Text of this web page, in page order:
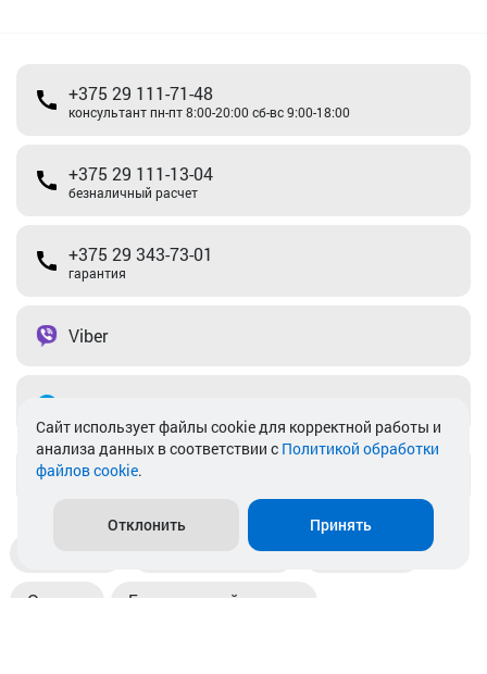
+375 29 111-71-48
консультант пн-пт 8:00-20:00 сб-вс 9:00-18:00
+375 29 111-13-04
безналичный расчет
+375 29 343-73-01
гарантия
Viber
info@akkamulik.by
Пункты выдачи Магазины
Оплата Безналичный расчет
Cайт использует файлы cookie для корректной работы и
анализа данных в соответствии с Политикой обработки
файлов cookie.
Отклонить Принять